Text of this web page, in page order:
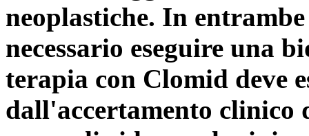
neoplastiche. In
necessario eseguire una
terapia con Clomid deve
dall'accertamento clinico